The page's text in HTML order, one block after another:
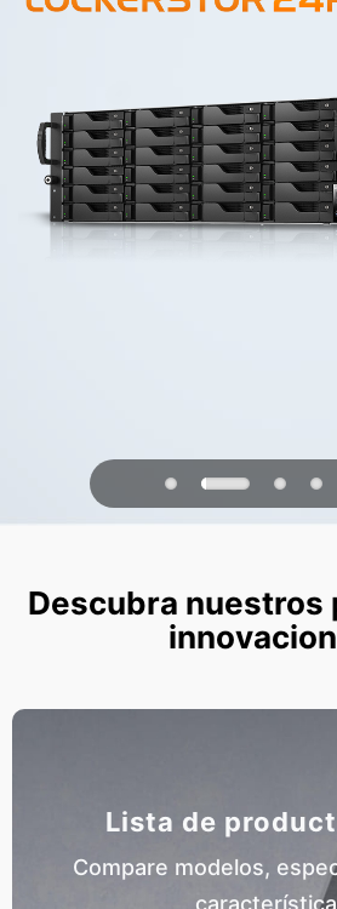
del futuro
Descubra nuestros
Lista de
Compare modelos,